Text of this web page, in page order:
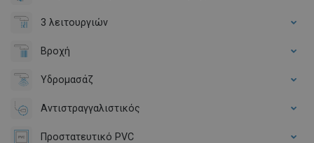
3 λειτουργιών
Βροχή
Υδρομασάζ
Αντιστραγγαλιστικός
Προστατευτικό PVC